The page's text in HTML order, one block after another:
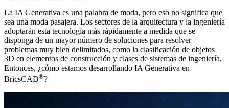
La IA Generativa es una palabra de moda, pero eso no significa que
sea una moda pasajera. Los sectores de la arquitectura y la ingeniería
adoptarán esta tecnología más rápidamente a medida que se
disponga de un mayor número de soluciones para resolver
problemas muy bien delimitados, como la clasificación de objetos
3D en elementos de construcción y clases de sistemas de ingeniería.
Entonces, ¿cómo estamos desarrollando IA Generativa en
BricsCAD®?